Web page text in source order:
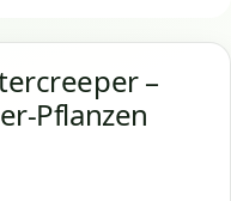
–
Pflanzen